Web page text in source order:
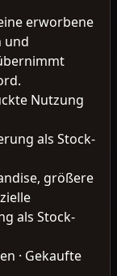
erworbene
und
Nutzung
als Stock-
größere
als Stock-
· Gekaufte